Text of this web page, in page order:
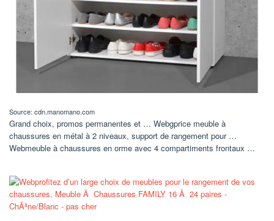
Source: cdn.manomano.com
Grand choix, promos permanentes et … Webgprice meuble à
chaussures en métal à 2 niveaux, support de rangement pour …
Webmeuble à chaussures en orme avec 4 compartiments frontaux …